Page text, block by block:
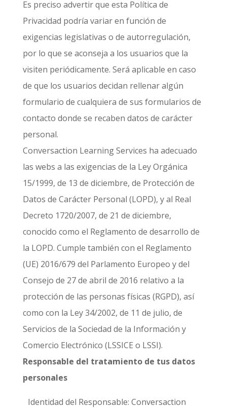
Es preciso advertir que esta Política de
Privacidad podría variar en función de
exigencias legislativas o de autorregulación,
por lo que se aconseja a los usuarios que la
visiten periódicamente. Será aplicable en caso
de que los usuarios decidan rellenar algún
formulario de cualquiera de sus formularios de
contacto donde se recaben datos de carácter
personal.
Conversaction Learning Services ha adecuado
las webs a las exigencias de la Ley Orgánica
15/1999, de 13 de diciembre, de Protección de
Datos de Carácter Personal (LOPD), y al Real
Decreto 1720/2007, de 21 de diciembre,
conocido como el Reglamento de desarrollo de
la LOPD. Cumple también con el Reglamento
(UE) 2016/679 del Parlamento Europeo y del
Consejo de 27 de abril de 2016 relativo a la
protección de las personas físicas (RGPD), así
como con la Ley 34/2002, de 11 de julio, de
Servicios de la Sociedad de la Información y
Comercio Electrónico (LSSICE o LSSI).
Responsable del tratamiento de tus datos
personales
Identidad del Responsable: Conversaction